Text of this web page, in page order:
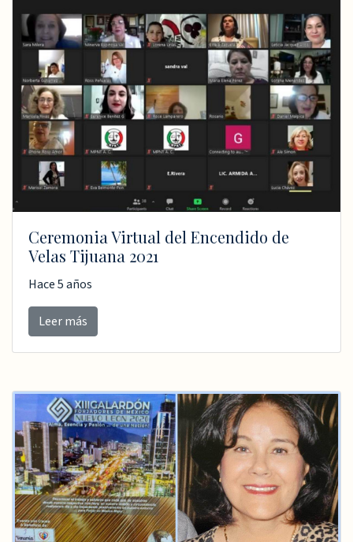
Ceremonia Virtual del Encendido de
Velas Tijuana 2021
Hace 5 años
Leer más